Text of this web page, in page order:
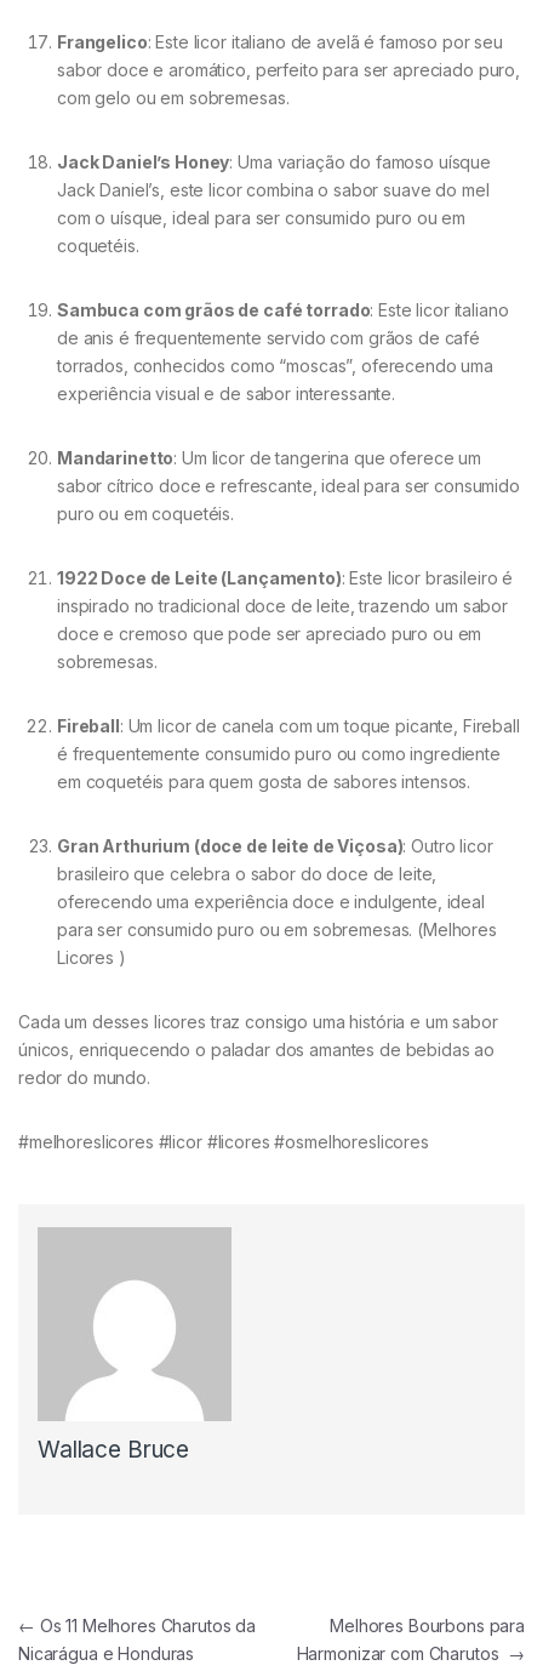
Frangelico: Este licor italiano de avelã é famoso por seu
sabor doce e aromático, perfeito para ser apreciado puro,
com gelo ou em sobremesas.
Jack Daniel’s Honey: Uma variação do famoso uísque
Jack Daniel’s, este licor combina o sabor suave do mel
com o uísque, ideal para ser consumido puro ou em
coquetéis.
Sambuca com grãos de café torrado: Este licor italiano
de anis é frequentemente servido com grãos de café
torrados, conhecidos como “moscas”, oferecendo uma
experiência visual e de sabor interessante.
Mandarinetto: Um licor de tangerina que oferece um
sabor cítrico doce e refrescante, ideal para ser consumido
puro ou em coquetéis.
1922 Doce de Leite (Lançamento): Este licor brasileiro é
inspirado no tradicional doce de leite, trazendo um sabor
doce e cremoso que pode ser apreciado puro ou em
sobremesas.
Fireball: Um licor de canela com um toque picante, Fireball
é frequentemente consumido puro ou como ingrediente
em coquetéis para quem gosta de sabores intensos.
Gran Arthurium (doce de leite de Viçosa): Outro licor
brasileiro que celebra o sabor do doce de leite,
oferecendo uma experiência doce e indulgente, ideal
para ser consumido puro ou em sobremesas. (Melhores
Licores )
Cada um desses licores traz consigo uma história e um sabor
únicos, enriquecendo o paladar dos amantes de bebidas ao
redor do mundo.
#melhoreslicores #licor #licores #osmelhoreslicores
Wallace Bruce
Navegação de Post
← Os 11 Melhores Charutos da
Nicarágua e Honduras
Melhores Bourbons para
Harmonizar com Charutos →